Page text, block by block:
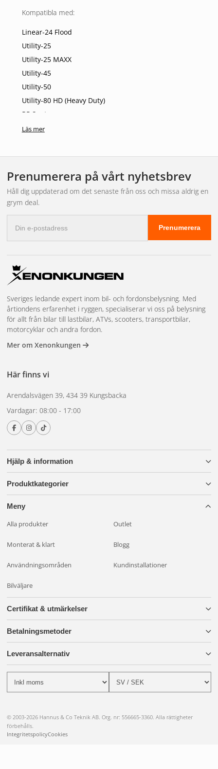
Kompatibla med:
Linear-24 Flood
Utility-25
Utility-25 MAXX
Utility-45
Utility-50
Utility-80 HD (Heavy Duty)
RP Spot
Läs mer
Prenumerera på vårt nyhetsbrev
Håll dig uppdaterad om det senaste från oss och missa aldrig en
grym deal.
postadress
Prenumerera
Hjälp & information
Produktkategorier
Meny
Alla produkter Outlet
Monterat & klart Blogg
Användningsområden Kundinstallationer
Bilväljare
Sveriges ledande expert inom bil- och fordonsbelysning. Med
årtiondens erfarenhet i ryggen, specialiserar vi oss på belysning
för allt från bilar till lastbilar, ATVs, scooters, transportbilar,
motorcyklar och andra fordon.
Mer om Xenonkungen
Här finns vi
Arendalsvägen 39, 434 39 Kungsbacka
Vardagar: 08:00 - 17:00
Certifikat & utmärkelser
Betalningsmetoder
Leveransalternativ
© 2003-2026 Hannus & Co Teknik AB. Org. nr: 556665-3360. Alla rättigheter
förbehålls.
IntegritetspolicyCookies